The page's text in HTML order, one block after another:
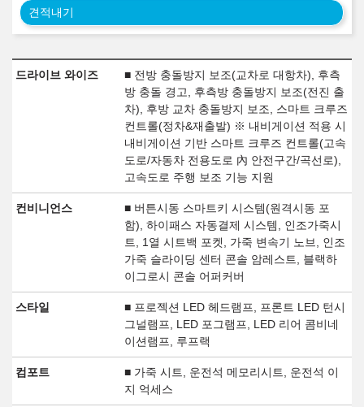
견적내기
드라이브 와이즈
■ 전방 충돌방지 보조(교차로 대항차), 후측
방 충돌 경고, 후측방 충돌방지 보조(전진 출
차), 후방 교차 충돌방지 보조, 스마트 크루즈
컨트롤(정차&재출발) ※ 내비게이션 적용 시
내비게이션 기반 스마트 크루즈 컨트롤(고속
도로/자동차 전용도로 內 안전구간/곡선로),
고속도로 주행 보조 기능 지원
컨비니언스
■ 버튼시동 스마트키 시스템(원격시동 포
함), 하이패스 자동결제 시스템, 인조가죽시
트, 1열 시트백 포켓, 가죽 변속기 노브, 인조
가죽 슬라이딩 센터 콘솔 암레스트, 블랙하
이그로시 콘솔 어퍼커버
스타일
■ 프로젝션 LED 헤드램프, 프론트 LED 턴시
그널램프, LED 포그램프, LED 리어 콤비네
이션램프, 루프랙
컴포트
■ 가죽 시트, 운전석 메모리시트, 운전석 이
지 억세스